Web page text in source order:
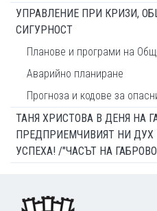
УПРАВЛЕНИЕ ПРИ КРИЗИ,
СИГУРНОСТ
Планове и програми на
Аварийно планиране
Прогноза и кодове за
ТАНЯ ХРИСТОВА В ДЕНЯ НА
ПРЕДПРИЕМЧИВИЯТ НИ
УСПЕХА! /"ЧАСЪТ НА